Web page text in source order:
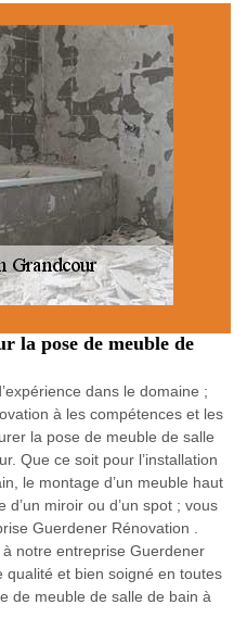
la pose de meuble de
dans le domaine ;
à les compétences et les
la pose de meuble de salle
Que ce soit pour l’installation
le montage d’un meuble haut
miroir ou d’un spot ; vous
Guerdener Rénovation .
notre entreprise Guerdener
qualité et bien soigné en toutes
de meuble de salle de bain à